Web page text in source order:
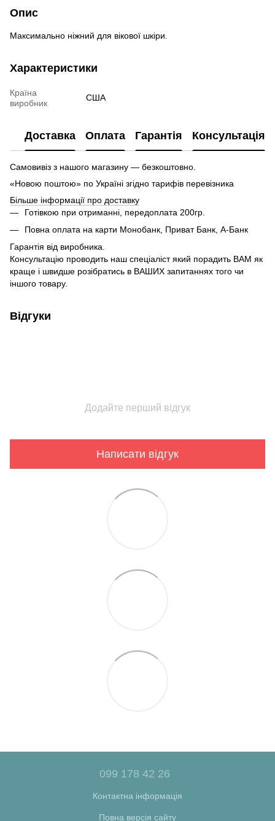
Опис
Максимально ніжний для вікової шкіри.
Характеристики
Країна
виробник
США
Доставка Оплата Гарантія Консультація
Самовивіз з нашого магазину — безкоштовно.
«Новою поштою» по Україні згідно тарифів перевізника
Більше інформації про доставку
Готівкою при отриманні, передоплата 200гр.
Повна оплата на карти Монобанк, Приват Банк, А-Банк
Гарантія від виробника.
Консультацію проводить наш спеціаліст який порадить ВАМ як
краще і швидше розібратись в ВАШИХ запитаннях того чи
іншого товару.
Відгуки
Додайте перший відгук
Написати відгук
099 178 42 26
Контактна інформація
Повна версія сайту